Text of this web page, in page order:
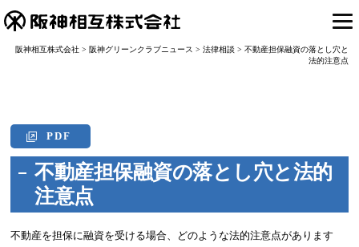
阪神相互株式会社> 阪神グリーンクラブニュース > 法律相談 > 不動産担保融資の落とし穴と
法的注意点
PDF
不動産担保融資の落とし穴と法的
注意点
不動産を担保に融資を受ける場合、どのような法的注意点があります